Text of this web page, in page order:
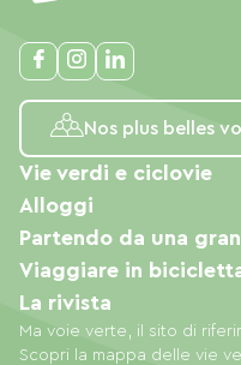
Nos plus belles
Ma voie verte, il sito di
Scopri la mappa delle vie
Vie verdi e ciclovie
Alloggi
Partendo da una
Viaggiare in
La rivista